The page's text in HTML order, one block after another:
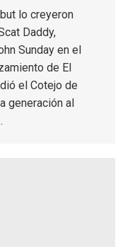
lo creyeron
Daddy,
Sunday en el
de El
el Cotejo de
generación al